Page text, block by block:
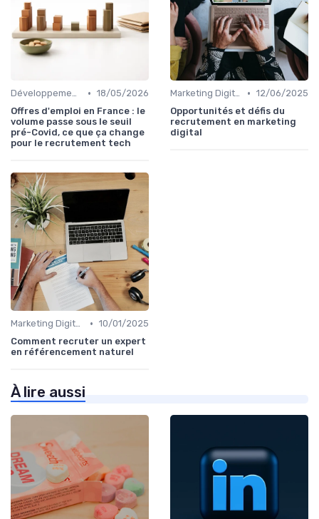
Développement Web et Mobile • 18/05/2026
Offres d'emploi en France : le
volume passe sous le seuil
pré-Covid, ce que ça change
pour le recrutement tech
Marketing Digital et SEO • 12/06/2025
Opportunités et défis du
recrutement en marketing
digital
Marketing Digital et SEO • 10/01/2025
Comment recruter un expert
en référencement naturel
À lire aussi